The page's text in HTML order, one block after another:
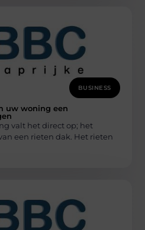
BUSINESS
uw woning een
valt het direct op; het
een rieten dak. Het rieten